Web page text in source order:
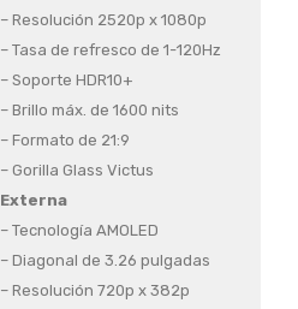
– Resolución 2520p x 1080p
– Tasa de refresco de 1-120Hz
– Soporte HDR10+
– Brillo máx. de 1600 nits
– Formato de 21:9
– Gorilla Glass Victus
Externa
– Tecnología AMOLED
– Diagonal de 3.26 pulgadas
– Resolución 720p x 382p